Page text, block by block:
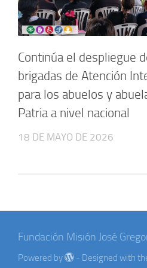
Continúa el despliegue
brigadas de Atención
para los abuelos y
Patria a nivel nacional
18 DE MAYO DE 2026
Fundación Misión José
Powered by - Designed with